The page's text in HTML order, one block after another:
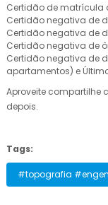
Certidão de matrícula
Certidão negativa de
Certidão negativa de
Certidão negativa de
Certidão negativa de
apartamentos) e Último
Aproveite compartilhe
depois.
Tags:
#topografia